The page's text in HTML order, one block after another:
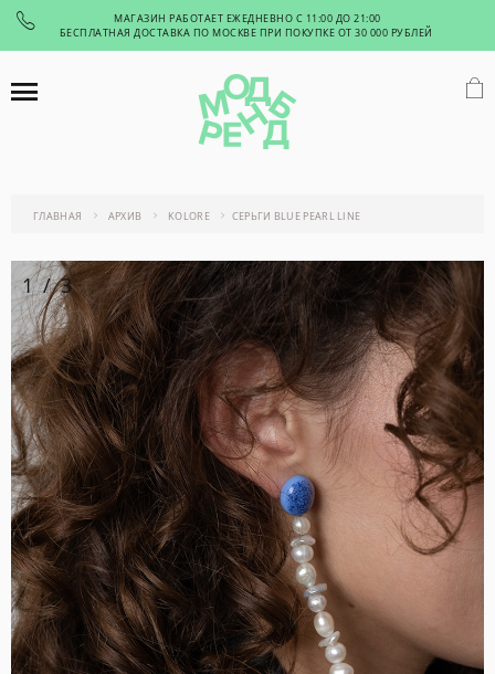
МАГАЗИН РАБОТАЕТ ЕЖЕДНЕВНО С 11:00 ДО 21:00
БЕСПЛАТНАЯ ДОСТАВКА ПО МОСКВЕ ПРИ ПОКУПКЕ ОТ 30 000 РУБЛЕЙ
ГЛАВНАЯ АРХИВ KOLORE СЕРЬГИ BLUE PEARL LINE
1/3